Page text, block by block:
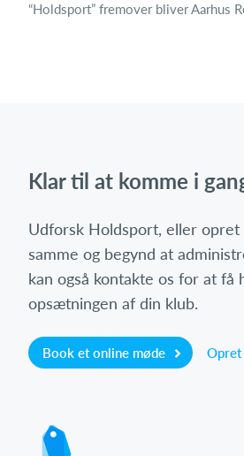
“Holdsport” fremover bliver Aarhus
Klar til at komme i
Udforsk Holdsport, eller
samme og begynd at
kan også kontakte os for at få
opsætningen af din klub.
Book et online møde